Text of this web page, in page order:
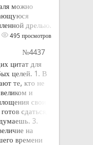
можно
дрелью.
495 просмотров
№4437
цитат для
целей. 1. В
те, кто не
и
своих
сдаться,
3.
на
времени